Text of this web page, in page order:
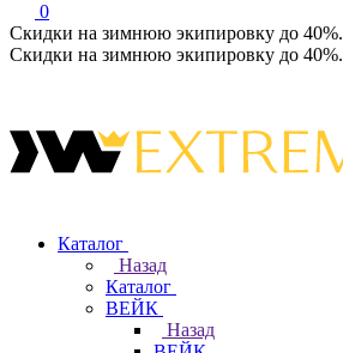
0
Скидки на зимнюю экипировку до 40%.
Скидки на зимнюю экипировку до 40%.
Каталог
Назад
Каталог
ВЕЙК
Назад